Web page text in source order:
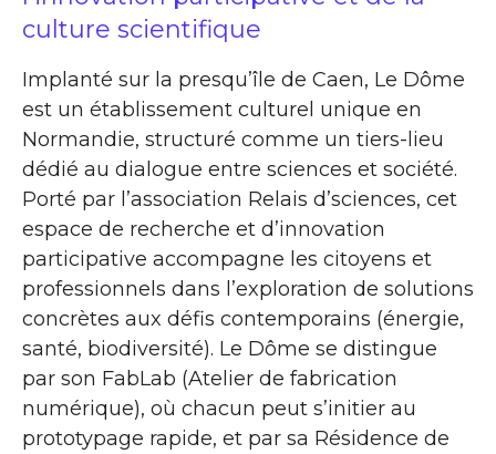
culture scientifique
Implanté sur la presqu’île de Caen, Le Dôme
est un établissement culturel unique en
Normandie, structuré comme un tiers-lieu
dédié au dialogue entre sciences et société.
Porté par l’association Relais d’sciences, cet
espace de recherche et d’innovation
participative accompagne les citoyens et
professionnels dans l’exploration de solutions
concrètes aux défis contemporains (énergie,
santé, biodiversité). Le Dôme se distingue
par son FabLab (Atelier de fabrication
numérique), où chacun peut s’initier au
prototypage rapide, et par sa Résidence de